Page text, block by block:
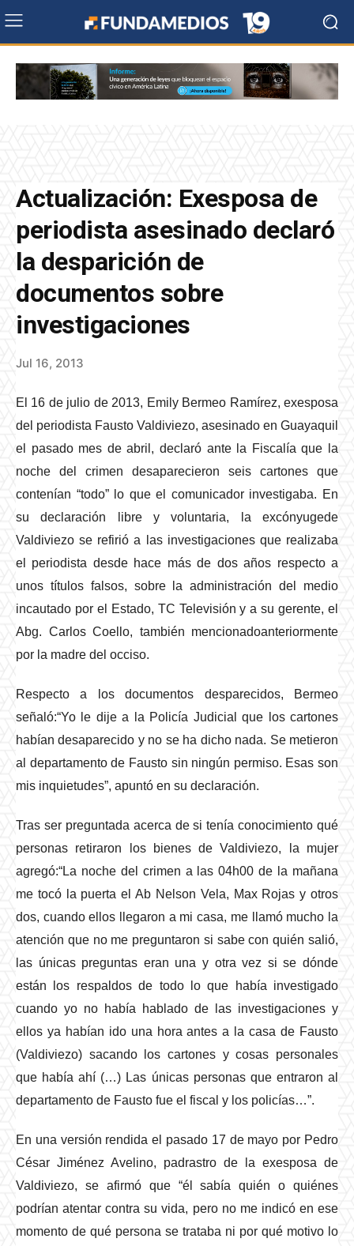
Actualización: Exesposa de
periodista asesinado declaró
la desparición de
documentos sobre
investigaciones
Jul 16, 2013
El 16 de julio de 2013, Emily Bermeo Ramírez, exesposa
del periodista Fausto Valdiviezo, asesinado en Guayaquil
el pasado mes de abril, declaró ante la Fiscalía que la
noche del crimen desaparecieron seis cartones que
contenían “todo” lo que el comunicador investigaba. En
su declaración libre y voluntaria, la excónyugede
Valdiviezo se refirió a las investigaciones que realizaba
el periodista desde hace más de dos años respecto a
unos títulos falsos, sobre la administración del medio
incautado por el Estado, TC Televisión y a su gerente, el
Abg. Carlos Coello, también mencionadoanteriormente
por la madre del occiso.
Respecto a los documentos desparecidos, Bermeo
señaló:“Yo le dije a la Policía Judicial que los cartones
habían desaparecido y no se ha dicho nada. Se metieron
al departamento de Fausto sin ningún permiso. Esas son
mis inquietudes”, apuntó en su declaración.
Tras ser preguntada acerca de si tenía conocimiento qué
personas retiraron los bienes de Valdiviezo, la mujer
agregó:“La noche del crimen a las 04h00 de la mañana
me tocó la puerta el Ab Nelson Vela, Max Rojas y otros
dos, cuando ellos llegaron a mi casa, me llamó mucho la
atención que no me preguntaron si sabe con quién salió,
las únicas preguntas eran una y otra vez si se dónde
están los respaldos de todo lo que había investigado
cuando yo no había hablado de las investigaciones y
ellos ya habían ido una hora antes a la casa de Fausto
(Valdiviezo) sacando los cartones y cosas personales
que había ahí (…) Las únicas personas que entraron al
departamento de Fausto fue el fiscal y los policías…”.
En una versión rendida el pasado 17 de mayo por Pedro
César Jiménez Avelino, padrastro de la exesposa de
Valdiviezo, se afirmó que “él sabía quién o quiénes
podrían atentar contra su vida, pero no me indicó en ese
momento de qué persona se trataba ni por qué motivo lo